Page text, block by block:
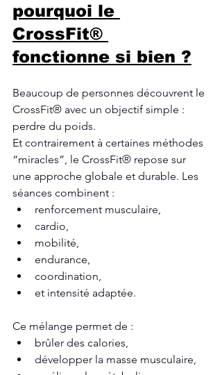
pourquoi le
CrossFit®
fonctionne si bien ?
Beaucoup de personnes découvrent le
CrossFit® avec un objectif simple :
perdre du poids.
Et contrairement à certaines méthodes
“miracles”, le CrossFit® repose sur
une approche globale et durable. Les
séances combinent :
renforcement musculaire,
cardio,
mobilité,
endurance,
coordination,
et intensité adaptée.
Ce mélange permet de :
brûler des calories,
développer la masse musculaire,